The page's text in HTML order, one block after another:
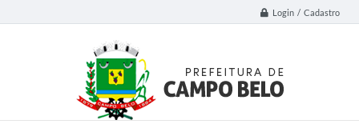
Login / Cadastro